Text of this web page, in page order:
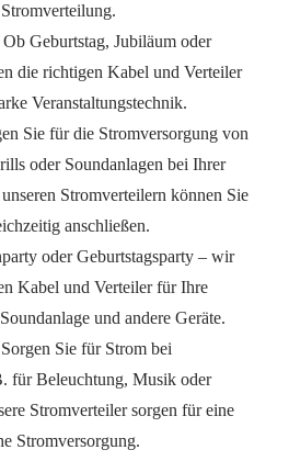
Ob Geburtstag, Jubiläum oder
die richtigen Kabel und Verteiler
Veranstaltungstechnik.
Sie für die Stromversorgung von
oder Soundanlagen bei Ihrer
Stromverteilern können Sie
anschließen.
oder Geburtstagsparty – wir
Kabel und Verteiler für Ihre
und andere Geräte.
Sorgen Sie für Strom bei
für Beleuchtung, Musik oder
Stromverteiler sorgen für eine
Stromversorgung.